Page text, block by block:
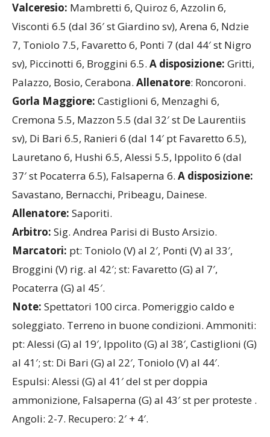
Valceresio: Mambretti 6, Quiroz 6, Azzolin 6,
Visconti 6.5 (dal 36′ st Giardino sv), Arena 6, Ndzie
7, Toniolo 7.5, Favaretto 6, Ponti 7 (dal 44′ st Nigro
sv), Piccinotti 6, Broggini 6.5. A disposizione: Gritti,
Palazzo, Bosio, Cerabona. Allenatore: Roncoroni.
Gorla Maggiore: Castiglioni 6, Menzaghi 6,
Cremona 5.5, Mazzon 5.5 (dal 32′ st De Laurentiis
sv), Di Bari 6.5, Ranieri 6 (dal 14′ pt Favaretto 6.5),
Lauretano 6, Hushi 6.5, Alessi 5.5, Ippolito 6 (dal
37′ st Pocaterra 6.5), Falsaperna 6. A disposizione:
Savastano, Bernacchi, Pribeagu, Dainese.
Allenatore: Saporiti.
Arbitro: Sig. Andrea Parisi di Busto Arsizio.
Marcatori: pt: Toniolo (V) al 2′, Ponti (V) al 33′,
Broggini (V) rig. al 42′; st: Favaretto (G) al 7′,
Pocaterra (G) al 45′.
Note: Spettatori 100 circa. Pomeriggio caldo e
soleggiato. Terreno in buone condizioni. Ammoniti:
pt: Alessi (G) al 19′, Ippolito (G) al 38′, Castiglioni (G)
al 41′; st: Di Bari (G) al 22′, Toniolo (V) al 44′.
Espulsi: Alessi (G) al 41′ del st per doppia
ammonizione, Falsaperna (G) al 43′ st per proteste .
Angoli: 2-7. Recupero: 2′ + 4′.